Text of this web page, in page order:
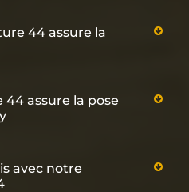
44 assure la
44 assure la pose
avec notre